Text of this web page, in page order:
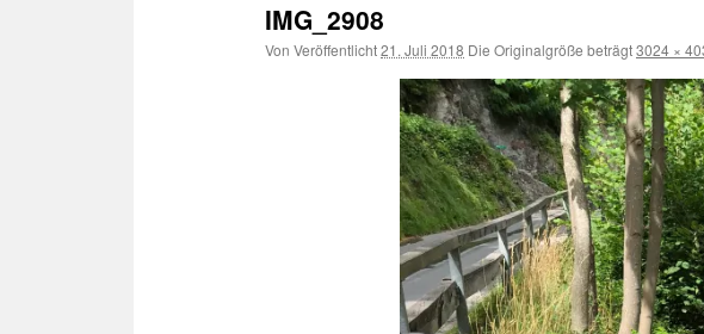
IMG_2908
Von Veröffentlicht21. Juli 2018 Die Originalgröße beträgt3024 ×